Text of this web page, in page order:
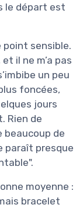
le départ est
point sensible.
il ne m’a pas
un peu
foncées,
jours
Rien de
de
paraît presque
moyenne :
bracelet